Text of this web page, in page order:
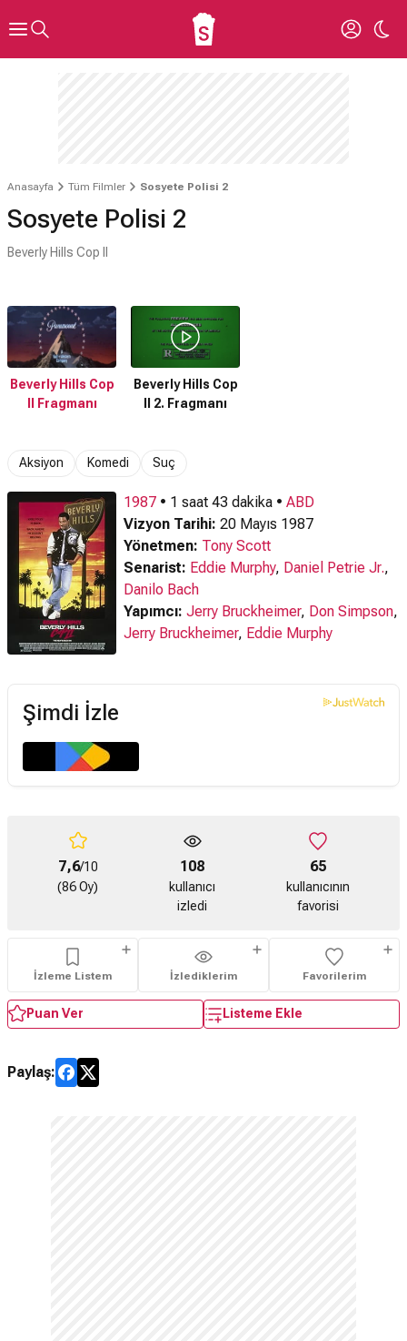
Anasayfa Tüm Filmler Sosyete Polisi 2
Sosyete Polisi 2
Beverly Hills Cop II
Beverly Hills Cop
II Fragmanı
Beverly Hills Cop
II 2. Fragmanı
Aksiyon Komedi Suç
1987 • 1 saat 43 dakika • ABD
Vizyon Tarihi: 20 Mayıs 1987
Yönetmen: Tony Scott
Senarist: Eddie Murphy, Daniel Petrie Jr.,
Danilo Bach
Yapımcı: Jerry Bruckheimer, Don Simpson,
Jerry Bruckheimer, Eddie Murphy
Şimdi İzle
7,6/10
(86 Oy)
108
kullanıcı
izledi
65
kullanıcının
favorisi
İzleme Listem İzlediklerim Favorilerim
Puan Ver Listeme Ekle
Paylaş: